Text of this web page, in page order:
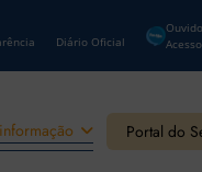
Diário Oficial
Portal do